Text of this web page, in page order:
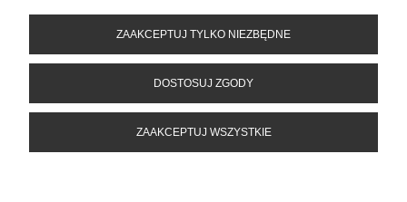
POMOC
INFORMACJE
ZAAKCEPTUJ TYLKO NIEZBĘDNE
DOSTOSUJ ZGODY
ZAAKCEPTUJ WSZYSTKIE